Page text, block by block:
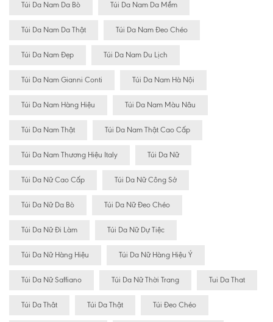
Túi Da Nam Da Bò Túi Da Nam Da Mềm
Túi Da Nam Da Thật Túi Da Nam Đeo Chéo
Túi Da Nam Đẹp Túi Da Nam Du Lịch
Túi Da Nam Gianni Conti Túi Da Nam Hà Nội
Túi Da Nam Hàng Hiệu Túi Da Nam Màu Nâu
Túi Da Nam Thật Túi Da Nam Thật Cao Cấp
Túi Da Nam Thương Hiệu Italy Túi Da Nữ
Túi Da Nữ Cao Cấp Túi Da Nữ Công Sở
Túi Da Nữ Da Bò Túi Da Nữ Đeo Chéo
Túi Da Nữ Đi Làm Túi Da Nữ Dự Tiệc
Túi Da Nữ Hàng Hiệu Túi Da Nữ Hàng Hiệu Ý
Túi Da Nữ Saffiano Túi Da Nữ Thời Trang Tui Da That
Túi Da Thât Túi Da Thật Túi Đeo Chéo